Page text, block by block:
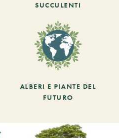
SUCCULENTI
ALBERI E PIANTE DEL
FUTURO